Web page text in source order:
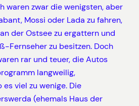
waren zwar die wenigsten, aber
Mossi oder Lada zu fahren,
der Ostsee zu ergattern und
Fernseher zu besitzen. Doch
rar und teuer, die Autos
langweilig,
viel zu wenige. Die
(ehemals Haus der